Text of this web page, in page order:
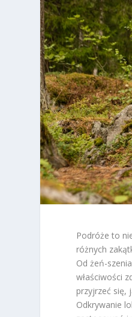
Podróże to
różnych
Od żeń-
właściwości
przyjrzeć się,
Odkrywanie